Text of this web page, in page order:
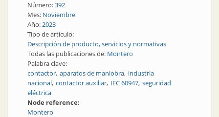
Número:392
Mes: Noviembre
Año:2023
Tipo de artículo:
Descripción de producto, servicios y normativas
Todas las publicaciones de: Montero
Palabra clave:
contactor aparatos de maniobra industria
nacional contactor auxiliar IEC 60947 seguridad
eléctrica
Node reference:
Montero